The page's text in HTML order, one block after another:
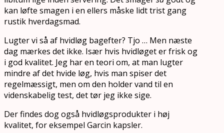
kan løfte smagen i en ellers måske lidt trist gang
rustik hverdagsmad.
Lugter vi så af hvidløg bagefter? Tjo … Men næste
dag mærkes det ikke. Især hvis hvidløget er frisk og
i god kvalitet. Jeg har en teori om, at man lugter
mindre af det hvide løg, hvis man spiser det
regelmæssigt, men om den holder vand til en
videnskabelig test, det tør jeg ikke sige.
Der findes dog også hvidløgsprodukter i høj
kvalitet, for eksempel Garcin kapsler.